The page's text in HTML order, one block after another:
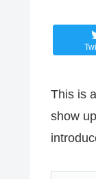
This is
show